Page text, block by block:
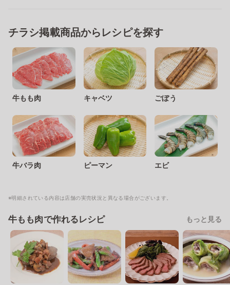
チラシ掲載商品からレシピを探す
牛もも肉 キャベツ ごぼう
牛バラ肉 ピーマン エビ
※明細されている内容は店舗の実売状況と異なる場合がございます。
牛もも肉で作れるレシピ もっと見る